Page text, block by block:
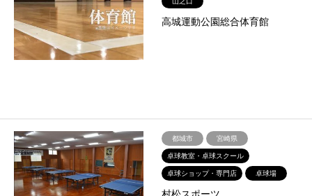
高城運動公園総合体育館
都城市
宮崎県
卓球教室・卓球スクール
卓球ショップ・専門店
卓球場
村松スポーツ